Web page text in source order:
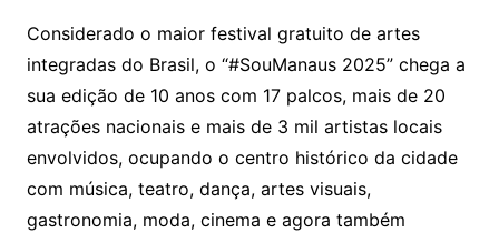
Considerado o maior festival gratuito de artes
integradas do Brasil, o “#SouManaus 2025” chega a
sua edição de 10 anos com 17 palcos, mais de 20
atrações nacionais e mais de 3 mil artistas locais
envolvidos, ocupando o centro histórico da cidade
com música, teatro, dança, artes visuais,
gastronomia, moda, cinema e agora também